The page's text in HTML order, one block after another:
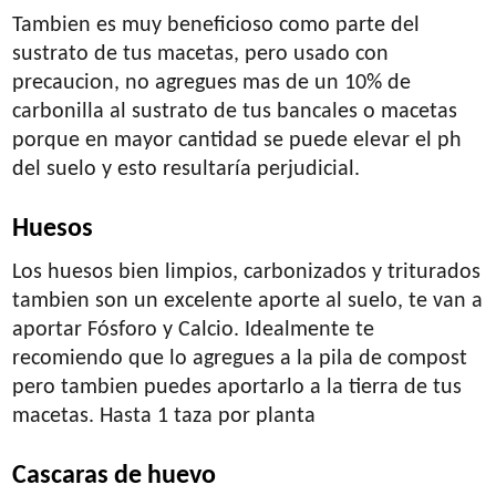
Tambien es muy beneficioso como parte del
sustrato de tus macetas, pero usado con
precaucion, no agregues mas de un 10% de
carbonilla al sustrato de tus bancales o macetas
porque en mayor cantidad se puede elevar el ph
del suelo y esto resultaría perjudicial.
Huesos
Los huesos bien limpios, carbonizados y triturados
tambien son un excelente aporte al suelo, te van a
aportar Fósforo y Calcio. Idealmente te
recomiendo que lo agregues a la pila de compost
pero tambien puedes aportarlo a la tierra de tus
macetas. Hasta 1 taza por planta
Cascaras de huevo